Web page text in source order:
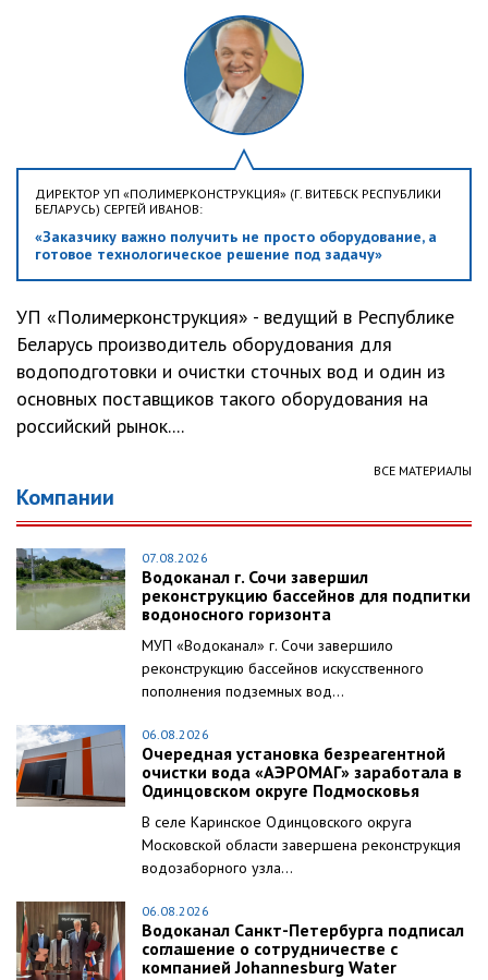
ДИРЕКТОР УП «ПОЛИМЕРКОНСТРУКЦИЯ» (Г. ВИТЕБСК РЕСПУБЛИКИ
БЕЛАРУСЬ) СЕРГЕЙ ИВАНОВ:
«Заказчику важно получить не просто оборудование, а
готовое технологическое решение под задачу»
УП «Полимерконструкция» - ведущий в Республике
Беларусь производитель оборудования для
водоподготовки и очистки сточных вод и один из
основных поставщиков такого оборудования на
российский рынок....
ВСЕ МАТЕРИАЛЫ
Компании
07.08.2026
Водоканал г. Сочи завершил
реконструкцию бассейнов для подпитки
водоносного горизонта
МУП «Водоканал» г. Сочи завершило
реконструкцию бассейнов искусственного
пополнения подземных вод...
06.08.2026
Очередная установка безреагентной
очистки вода «АЭРОМАГ» заработала в
Одинцовском округе Подмосковья
В селе Каринское Одинцовского округа
Московской области завершена реконструкция
водозаборного узла...
06.08.2026
Водоканал Санкт-Петербурга подписал
соглашение о сотрудничестве с
компанией Johannesburg Water